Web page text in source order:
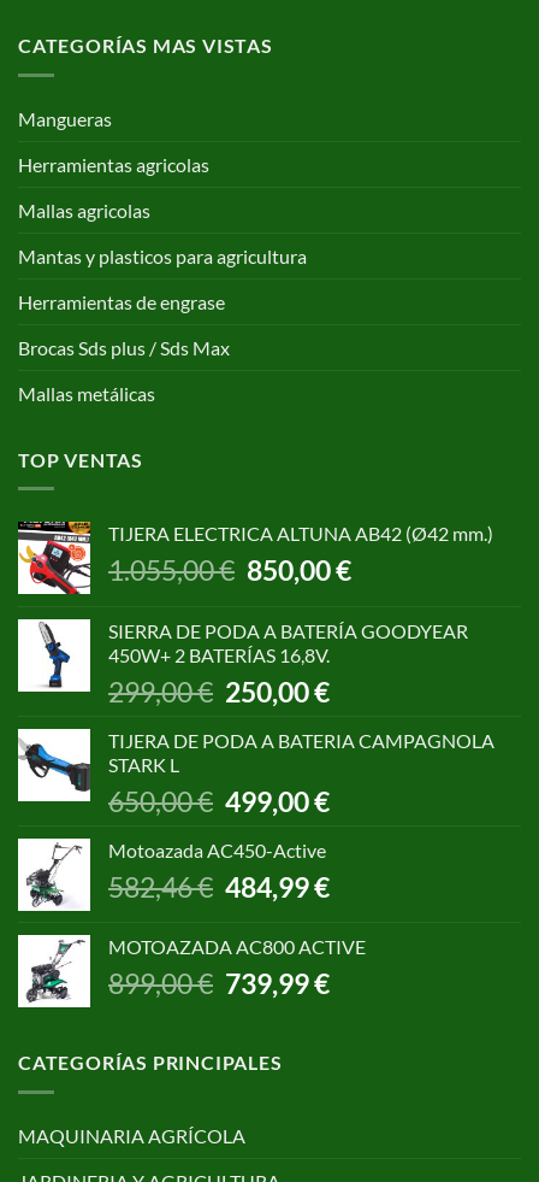
CATEGORÍAS MAS VISTAS
Mangueras
Herramientas agricolas
Mallas agricolas
Mantas y plasticos para agricultura
Herramientas de engrase
Brocas Sds plus / Sds Max
Mallas metálicas
TOP VENTAS
TIJERA ELECTRICA ALTUNA AB42 (Ø42 mm.)
1.055,00€ El
precio
era:
1.055,00 €.
850,00€El
es:
SIERRA DE PODA A BATERÍA GOODYEAR
450W+ 2 BATERÍAS 16,8V.
299,00€ El
precio
original
299,00 €.
250,00€El
actual
250,00 €.
TIJERA DE PODA A BATERIA CAMPAGNOLA
STARK L
650,00€
El
precio
original
650,00 €.
499,00€El
499,00 €.
Motoazada AC450-Active
582,46€
El
precio
era:
582,46 €.
484,99€El
es:
484,99 €.
MOTOAZADA AC800 ACTIVE
899,00€ El
precio
era:
739,99€El
CATEGORÍAS PRINCIPALES
MAQUINARIA AGRÍCOLA